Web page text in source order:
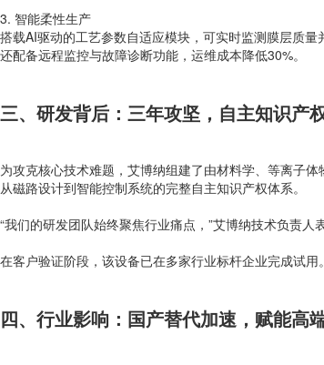
3. 智能柔性生产
搭载AI驱动的工艺参数自适应模块，可实时监测膜层质
还配备远程监控与故障诊断功能，运维成本降低30%。
三、研发背后：三年攻坚，自主知识产
为攻克核心技术难题，艾博纳组建了由材料学、等离子
从磁路设计到智能控制系统的完整自主知识产权体系。
“我们的研发团队始终聚焦行业痛点，”艾博纳技术负责
在客户验证阶段，该设备已在多家行业标杆企业完成试
四、行业影响：国产替代加速，赋能高